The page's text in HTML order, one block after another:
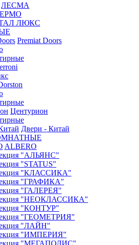
ЛЕСМА
ЛЮКС
Premiat Doors
Центурион
Двери - Китай
ALBERO
"АЛЬЯНС"
"STATUS"
"КЛАССИКА"
"ГРАФИКА"
"ГАЛЕРЕЯ"
"НЕОКЛАССИКА"
"КОНТУР"
"ГЕОМЕТРИЯ"
"ЛАЙН"
"ИМПЕРИЯ"
"МЕГАПОЛИС"